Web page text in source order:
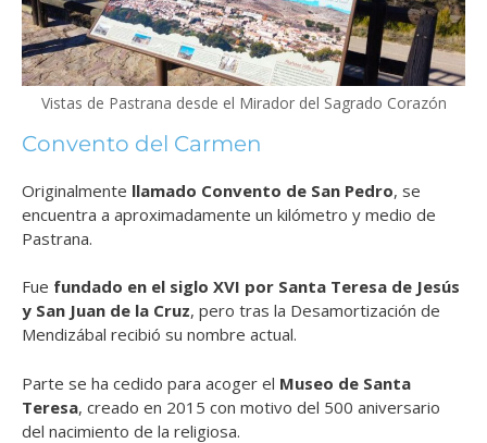
Vistas de Pastrana desde el Mirador del Sagrado Corazón
Convento del Carmen
Originalmente llamado Convento de San Pedro, se
encuentra a aproximadamente un kilómetro y medio de
Pastrana.
Fue fundado en el siglo XVI por Santa Teresa de Jesús
y San Juan de la Cruz, pero tras la Desamortización de
Mendizábal recibió su nombre actual.
Parte se ha cedido para acoger el Museo de Santa
Teresa, creado en 2015 con motivo del 500 aniversario
del nacimiento de la religiosa.